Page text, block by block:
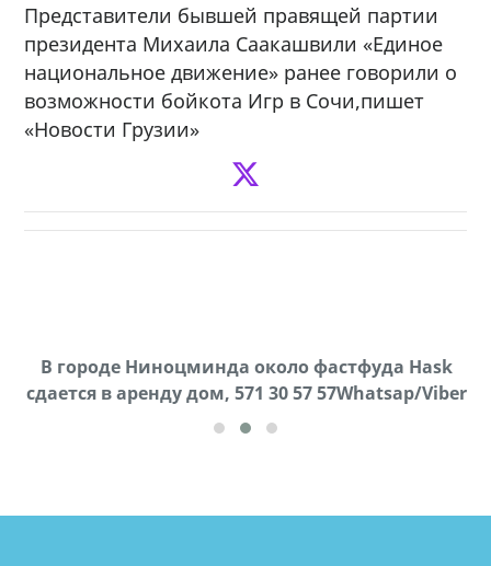
Представители бывшей правящей партии
президента Михаила Саакашвили «Единое
национальное движение» ранее говорили о
возможности бойкота Игр в Сочи,пишет
«Новости Грузии»
В городе Ниноцминда около фастфуда Hask
cдается в аренду дом, 571 30 57 57Whatsap/Viber